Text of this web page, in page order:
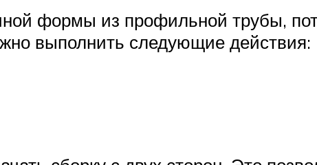
формы из профильной трубы,
выполнить следующие действия: